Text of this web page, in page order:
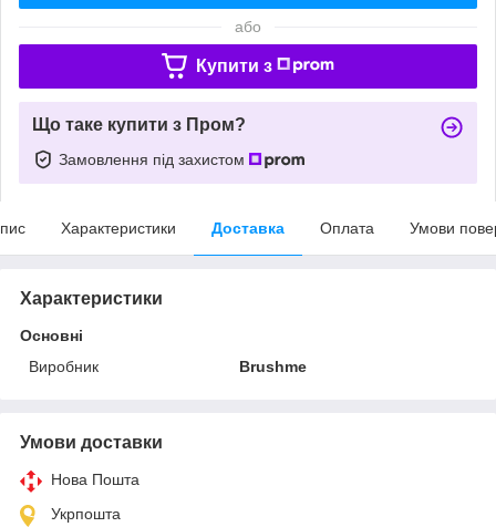
або
Купити з
Що таке купити з Пром?
Замовлення під захистом
Характеристики Доставка Оплата Умови
Характеристики
Основні
Виробник
Brushme
Умови доставки
Нова Пошта
Укрпошта